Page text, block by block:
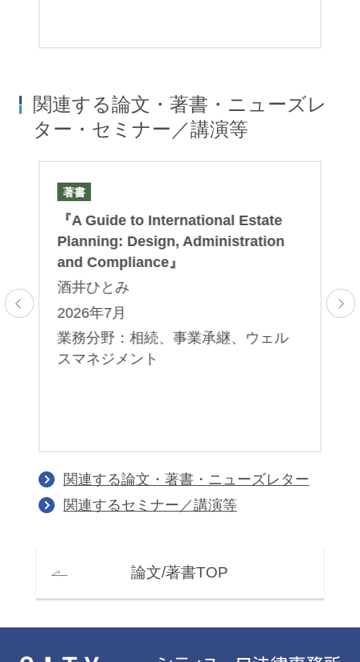
関連する論文・著書・ニューズレ
ター・セミナー／講演等
著書
『A Guide to International Estate
Planning: Design, Administration
and Compliance』
酒井ひとみ
2026年7月
業務分野：相続、事業承継、ウェル
スマネジメント
業
関連する論文・著書・ニューズレター
関連するセミナー／講演等
論文/著書TOP